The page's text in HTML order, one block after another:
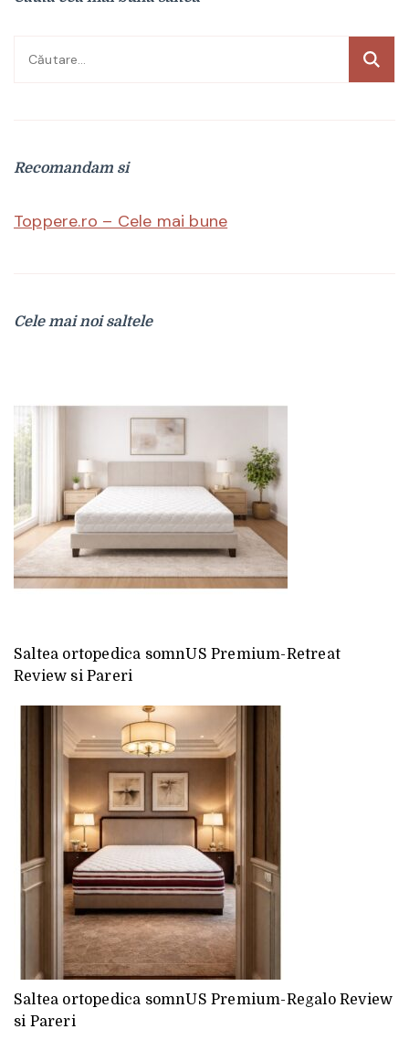
Caută
Recomandam si
Toppere.ro – Cele mai bune
Cele mai noi saltele
Saltea ortopedica somnUS Premium-Retreat
Review si Pareri
Saltea ortopedica somnUS Premium-Regalo Review
si Pareri